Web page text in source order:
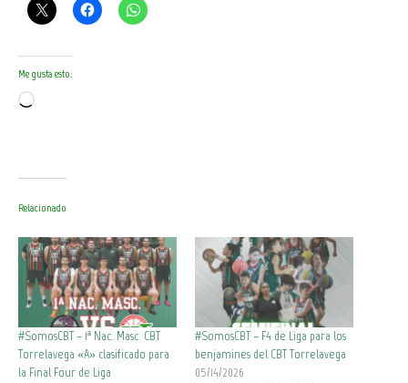
Me gusta esto:
Cargando...
Relacionado
#SomosCBT – 1ª Nac. Masc. CBT
Torrelavega «A» clasificado para
la Final Four de Liga
#SomosCBT – F4 de Liga para los
benjamines del CBT Torrelavega
05/14/2026